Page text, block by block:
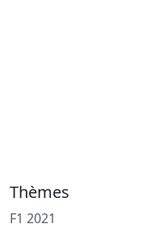
Thèmes
F1 2021